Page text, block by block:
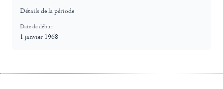
Détails de la période
Date de début:
1 janvier 1968